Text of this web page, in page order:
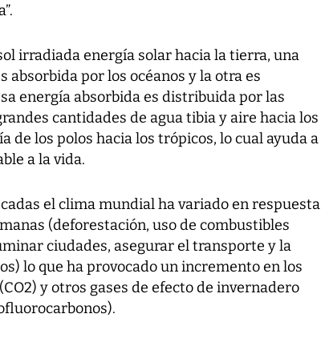
irradiada energía solar hacia la tierra, una
absorbida por los océanos y la otra es
energía absorbida es distribuida por las
cantidades de agua tibia y aire hacia los
de los polos hacia los trópicos, lo cual ayuda a
a la vida.
el clima mundial ha variado en respuesta
(deforestación, uso de combustibles
ciudades, asegurar el transporte y la
lo que ha provocado un incremento en los
y otros gases de efecto de invernadero